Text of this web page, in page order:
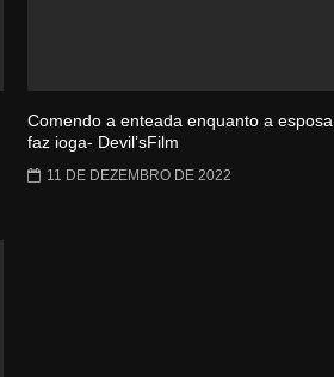
Comendo a enteada enquanto a esposa
faz ioga- Devil’sFilm
11 DE DEZEMBRO DE 2022